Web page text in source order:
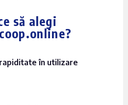
să alegi
în utilizare